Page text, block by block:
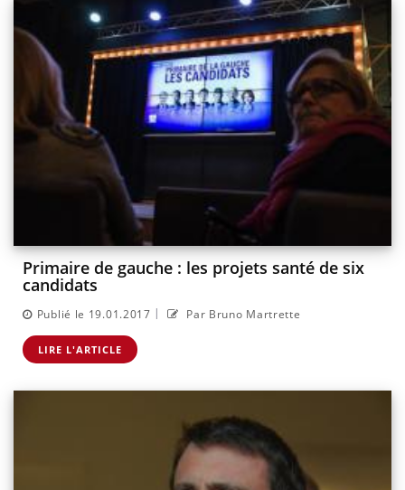
Primaire de gauche : les projets santé de six
candidats
Publié le 19.01.2017 | Par Bruno Martrette
LIRE L'ARTICLE